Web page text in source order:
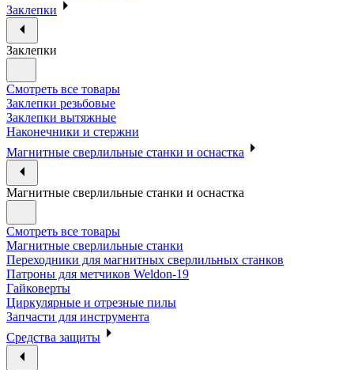
Заклепки
Заклепки
Смотреть все товары
Заклепки резьбовые
Заклепки вытяжные
Наконечники и стержни
Магнитные сверлильные станки и оснастка
Магнитные сверлильные станки и оснастка
Смотреть все товары
Магнитные сверлильные станки
Переходники для магнитных сверлильных станков
Патроны для метчиков Weldon-19
Гайковерты
Циркулярные и отрезные пилы
Запчасти для инструмента
Средства защиты